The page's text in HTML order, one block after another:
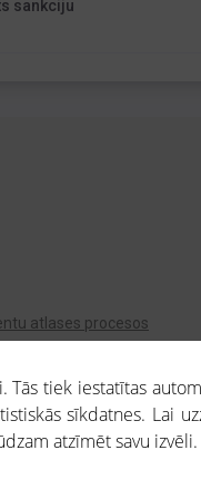
sankciju
atlases procesos
juridiska spēka. Portāla
tiek iestatītas
sīkdatnes. Lai
atzīmēt savu izvēli.